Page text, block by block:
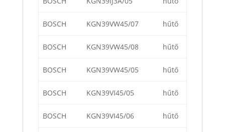
BOSCH KGN39VW45/07 hűtő
BOSCH KGN39VW45/08 hűtő
BOSCH KGN39VW45/05 hűtő
BOSCH KGN39VI45/05 hűtő
BOSCH KGN39VI45/06 hűtő